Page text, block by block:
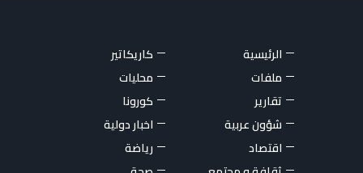
الرئيسية
كاريكاتير
ملفات
محليات
تقارير
كورونا
شؤون عربية
اخبار دولية
اقتصاد
رياضة